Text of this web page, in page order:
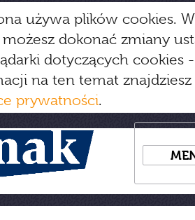
używa plików cookies.
dokonać zmiany
dotyczących cookies
na ten temat
prywatności.